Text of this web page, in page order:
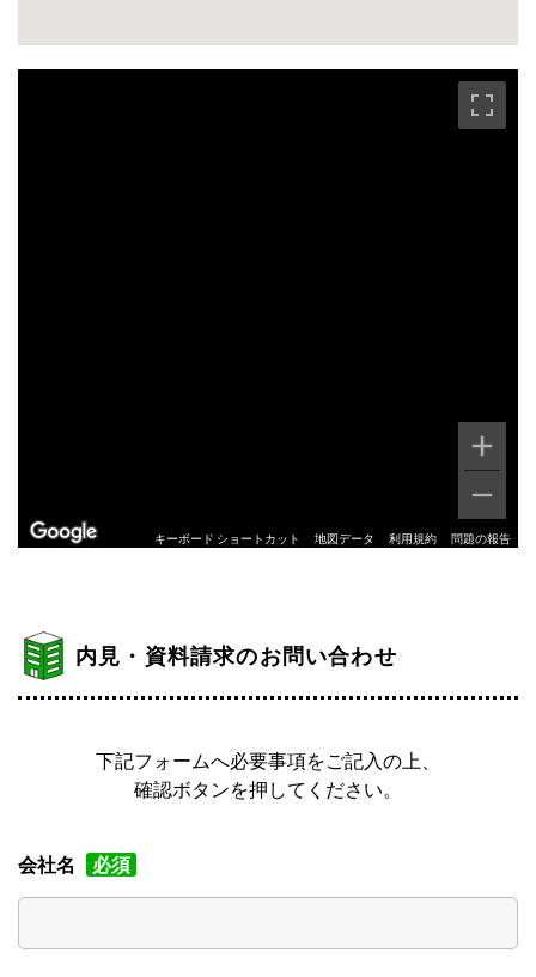
キーボード ショートカット 地図データ 利用規約 問題の報告
内見・資料請求のお問い合わせ
下記フォームへ必要事項をご記入の上、
確認ボタンを押してください。
会社名 必須